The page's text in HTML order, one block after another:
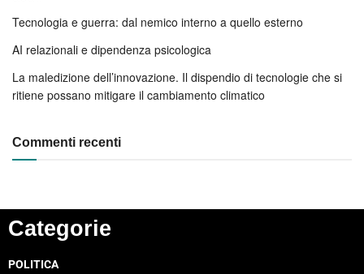
Tecnologia e guerra: dal nemico interno a quello esterno
AI relazionali e dipendenza psicologica
La maledizione dell’innovazione. Il dispendio di tecnologie che si
ritiene possano mitigare il cambiamento climatico
Commenti recenti
Categorie
POLITICA